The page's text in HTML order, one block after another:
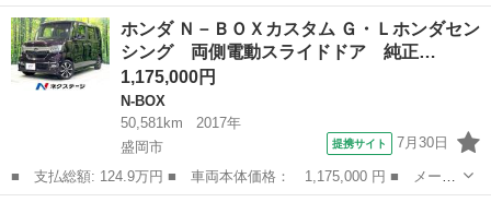
名： ホンダ ■ 車種名： Ｎ－ＢＯＸ ■ グレード名： Ｇ ＳＳ
パッケージ ４ＷＤ 衝突被害軽減ブレーキ アイドリングストッ
プ 横滑り防止...
岩手 紫波郡 N-BOX
ホンダ Ｎ－ＢＯＸカスタム Ｇ・Ｌホンダセン
シング 両側電動スライドドア 純正…
1,175,000円
N-BOX
50,581km
2017年
盛岡市
提携サイト 7月30日
■ 支払総額: 124.9万円 ■ 車両本体価格： 1,175,000 円 ■ メーカ
ー名： ホンダ ■ 車種名： Ｎ－ＢＯＸカスタム ■ グレード